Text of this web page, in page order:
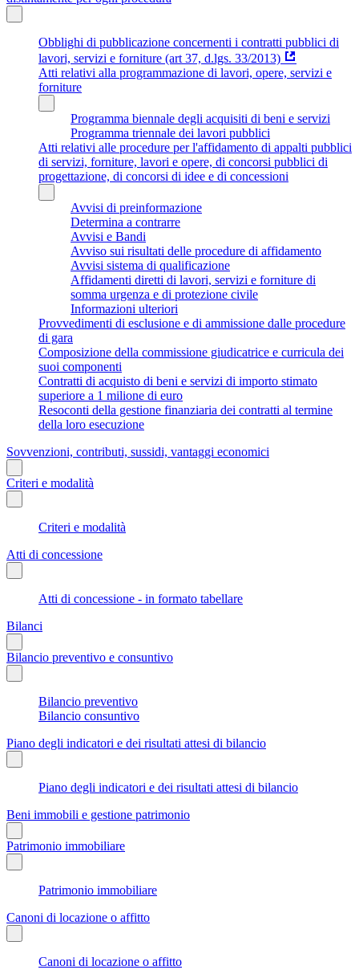
Obblighi di pubblicazione concernenti i contratti pubblici di
lavori, servizi e forniture (art 37, d.lgs. 33/2013)
Atti relativi alla programmazione di lavori, opere, servizi e
forniture
Programma biennale degli acquisiti di beni e servizi
Programma triennale dei lavori pubblici
Atti relativi alle procedure per l'affidamento di appalti pubblici
di servizi, forniture, lavori e opere, di concorsi pubblici di
progettazione, di concorsi di idee e di concessioni
Avvisi di preinformazione
Determina a contrarre
Avvisi e Bandi
Avviso sui risultati delle procedure di affidamento
Avvisi sistema di qualificazione
Affidamenti diretti di lavori, servizi e forniture di
somma urgenza e di protezione civile
Informazioni ulteriori
Provvedimenti di esclusione e di ammissione dalle procedure
di gara
Composizione della commissione giudicatrice e curricula dei
suoi componenti
Contratti di acquisto di beni e servizi di importo stimato
superiore a 1 milione di euro
Resoconti della gestione finanziaria dei contratti al termine
della loro esecuzione
Sovvenzioni, contributi, sussidi, vantaggi economici
Criteri e modalità
Criteri e modalità
Atti di concessione
Atti di concessione - in formato tabellare
Bilanci
Bilancio preventivo e consuntivo
Bilancio preventivo
Bilancio consuntivo
Piano degli indicatori e dei risultati attesi di bilancio
Piano degli indicatori e dei risultati attesi di bilancio
Beni immobili e gestione patrimonio
Patrimonio immobiliare
Patrimonio immobiliare
Canoni di locazione o affitto
Canoni di locazione o affitto